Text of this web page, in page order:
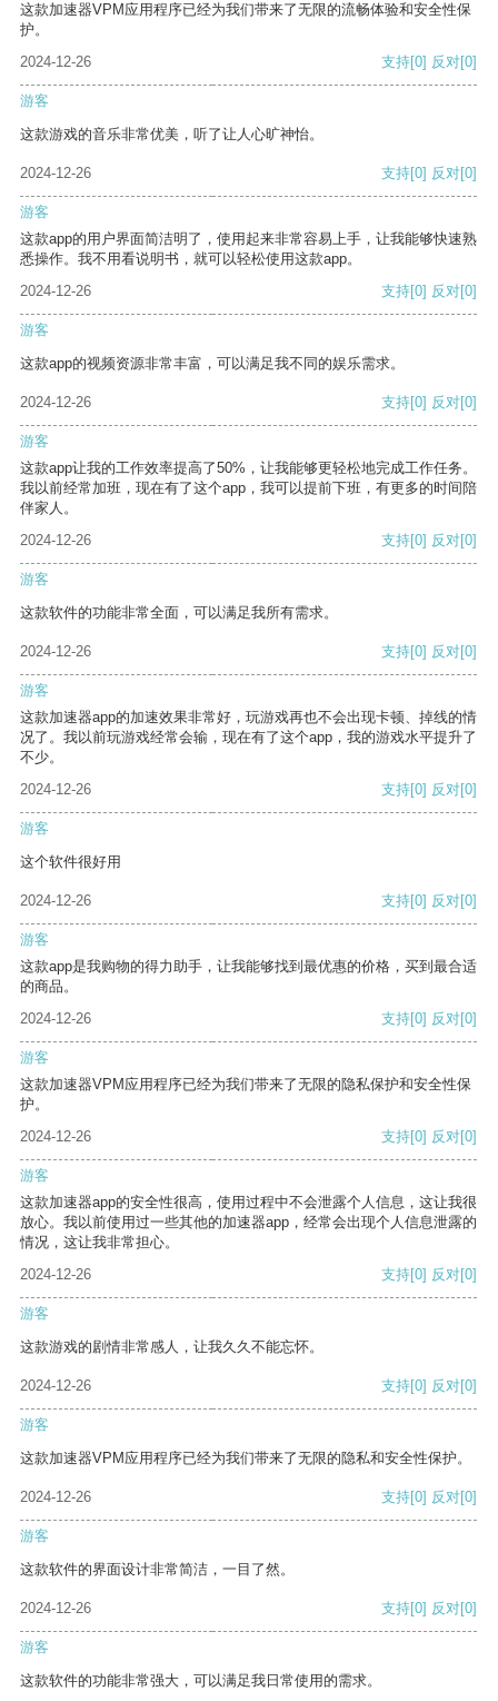
这款加速器VPM应用程序已经为我们带来了无限的流畅体验和安全性保
护。
2024-12-26
支持[0] 反对[0]
游客
这款游戏的音乐非常优美，听了让人心旷神怡。
2024-12-26 支持[0] 反对[0]
游客
这款app的用户界面简洁明了，使用起来非常容易上手，让我能够快速熟
悉操作。我不用看说明书，就可以轻松使用这款app。
2024-12-26
支持[0] 反对[0]
游客
这款app的视频资源非常丰富，可以满足我不同的娱乐需求。
2024-12-26 支持[0] 反对[0]
游客
这款app让我的工作效率提高了50%，让我能够更轻松地完成工作任务。
我以前经常加班，现在有了这个app，我可以提前下班，有更多的时间陪
伴家人。
2024-12-26
支持[0] 反对[0]
游客
这款软件的功能非常全面，可以满足我所有需求。
2024-12-26 支持[0] 反对[0]
游客
这款加速器app的加速效果非常好，玩游戏再也不会出现卡顿、掉线的情
况了。我以前玩游戏经常会输，现在有了这个app，我的游戏水平提升了
不少。
2024-12-26
支持[0] 反对[0]
游客
这个软件很好用
2024-12-26 支持[0] 反对[0]
游客
这款app是我购物的得力助手，让我能够找到最优惠的价格，买到最合适
的商品。
2024-12-26
支持[0] 反对[0]
游客
这款加速器VPM应用程序已经为我们带来了无限的隐私保护和安全性保
护。
2024-12-26
支持[0] 反对[0]
游客
这款加速器app的安全性很高，使用过程中不会泄露个人信息，这让我很
放心。我以前使用过一些其他的加速器app，经常会出现个人信息泄露的
情况，这让我非常担心。
2024-12-26
支持[0] 反对[0]
游客
这款游戏的剧情非常感人，让我久久不能忘怀。
2024-12-26 支持[0] 反对[0]
游客
这款加速器VPM应用程序已经为我们带来了无限的隐私和安全性保护。
2024-12-26 支持[0] 反对[0]
游客
这款软件的界面设计非常简洁，一目了然。
2024-12-26 支持[0] 反对[0]
游客
这款软件的功能非常强大，可以满足我日常使用的需求。